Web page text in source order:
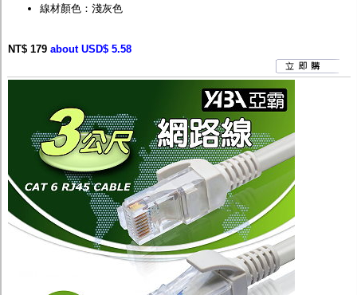
線材顏色：淺灰色
NT$ 179 about USD$ 5.58